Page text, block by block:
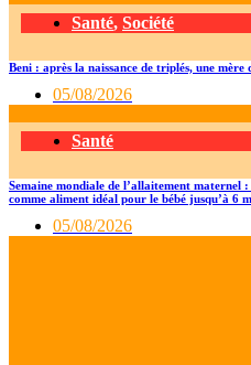
Santé, Société
Beni : après la naissance de triplés, une mère
05/08/2026
Santé
Semaine mondiale de l’allaitement maternel
comme aliment idéal pour le bébé jusqu’à 6
05/08/2026